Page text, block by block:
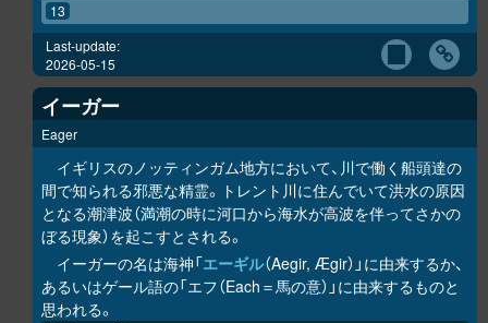
13
Last-update:
2026-05-15
イーガー
Eager
イギリスのノッティンガム地方において、川で働く船頭達の
間で知られる邪悪な精霊。トレント川に住んでいて洪水の原因
となる潮津波（満潮の時に河口から海水が高波を伴ってさかの
ぼる現象）を起こすとされる。
イーガーの名は海神「エーギル（Aegir, Ægir）」に由来するか、
あるいはゲール語の「エフ（Each＝馬の意）」に由来するものと
思われる。